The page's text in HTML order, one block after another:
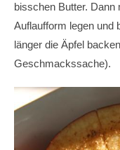
bisschen Butter. Dann
Auflaufform legen und
länger die Äpfel
Geschmackssache).